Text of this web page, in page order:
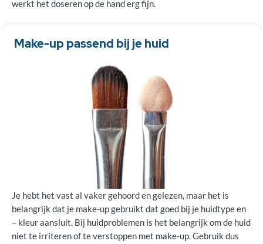
werkt het doseren op de hand erg fijn.
Make-up passend bij je huid
Je hebt het vast al vaker gehoord en gelezen, maar het is
belangrijk dat je make-up gebruikt dat goed bij je huidtype en
– kleur aansluit. Bij huidproblemen is het belangrijk om de huid
niet te irriteren of te verstoppen met make-up. Gebruik dus